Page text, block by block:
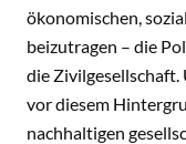
ökonomischen,
beizutragen – die
die Zivilgesellschaft.
vor diesem
nachhaltigen